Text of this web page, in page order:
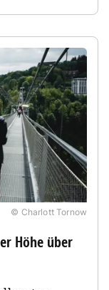
© Charlott Tornow
Höhe über